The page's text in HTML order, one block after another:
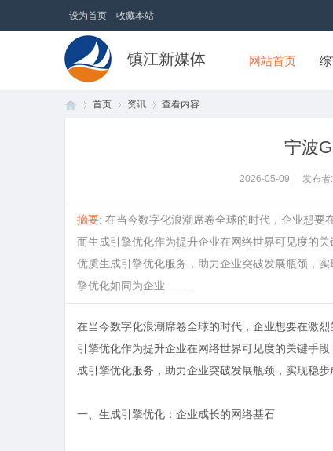
设为首页 收藏本站
镇江新媒体 网站首页
首页 资讯 查看内容
宁波
2026-05-09 发布者
摘要: 在当今数字化浪潮席卷全球的时代，企业想要
而生成引擎优化作为提升企业在网络世界可见度的
优质生成引擎优化服务，助力企业突破发展瓶颈，
擎优化如同为企业.........
在当今数字化浪潮席卷全球的时代，企业想要在激
引擎优化作为提升企业在网络世界可见度的关键手段
成引擎优化服务，助力企业突破发展瓶颈，实现稳步
一、生成引擎优化：企业成长的网络基石